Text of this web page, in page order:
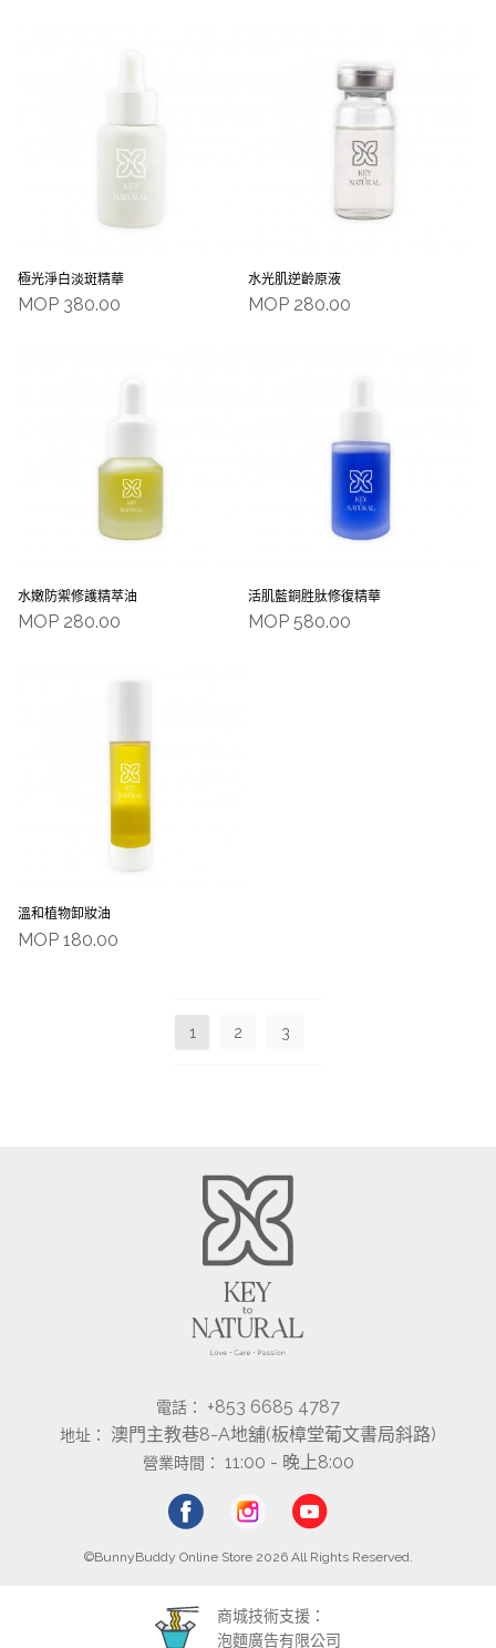
極光淨白淡斑精華
MOP 380.00
水光肌逆齡原液
MOP 280.00
水嫩防禦修護精萃油
MOP 280.00
活肌藍銅胜肽修復精華
MOP 580.00
溫和植物卸妝油
MOP 180.00
1 2 3
電話： +853 6685 4787
地址： 澳門主教巷8-A地舖(板樟堂葡文書局斜路)
營業時間： 11:00 - 晚上8:00
©BunnyBuddy Online Store 2026 All Rights Reserved.
商城技術支援：
泡麵廣告有限公司